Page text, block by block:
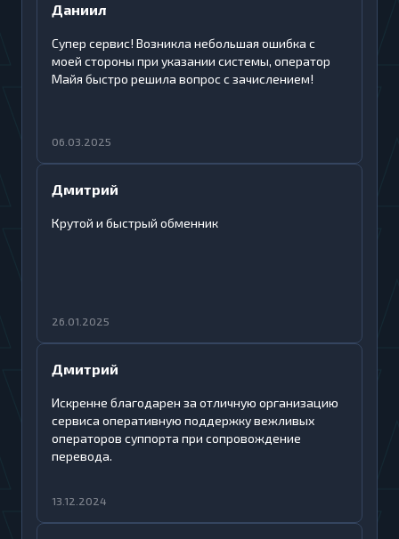
Даниил
Супер сервис! Возникла небольшая ошибка с
моей стороны при указании системы, оператор
Майя быстро решила вопрос с зачислением!
06.03.2025
Дмитрий
Крутой и быстрый обменник
26.01.2025
Дмитрий
Искренне благодарен за отличную организацию
сервиса оперативную поддержку вежливых
операторов суппорта при сопровождение
перевода.
13.12.2024